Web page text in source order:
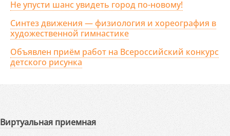
Не упусти шанс увидеть город по-новому!
Синтез движения — физиология и хореография в
художественной гимнастике
Объявлен приём работ на Всероссийский конкурс
детского рисунка
Виртуальная приемная